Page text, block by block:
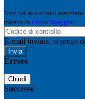
Non hai una e-mail
tramite la Login Spaggiari
E-mail inviata, si prega
Errore
Chiudi
Successo